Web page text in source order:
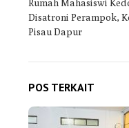
pos
Rumah Mahasiswi
Disatroni Perampok,
Pisau Dapur
POS TERKAIT